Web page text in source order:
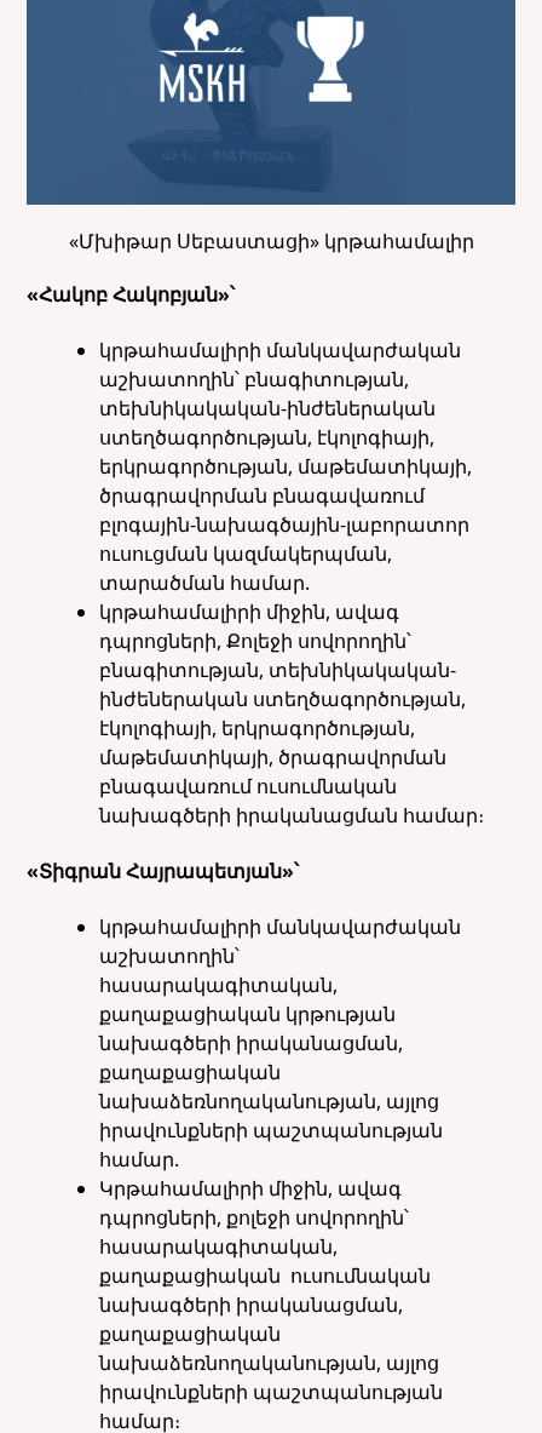
«Մխիթար Սեբաստացի» կրթահամալիր
«Հակոբ Հակոբյան»՝
կրթահամալիրի մանկավարժական
աշխատողին՝ բնագիտության,
տեխնիկակական-ինժեներական
ստեղծագործության, էկոլոգիայի,
երկրագործության, մաթեմատիկայի,
ծրագրավորման բնագավառում
բլոգային-նախագծային-լաբորատոր
ուսուցման կազմակերպման,
տարածման համար.
կրթահամալիրի միջին, ավագ
դպրոցների, Քոլեջի սովորողին՝
բնագիտության, տեխնիկակական-
ինժեներական ստեղծագործության,
էկոլոգիայի, երկրագործության,
մաթեմատիկայի, ծրագրավորման
բնագավառում ուսումնական
նախագծերի իրականացման համար։
«Տիգրան Հայրապետյան»՝
կրթահամալիրի մանկավարժական
աշխատողին՝
հասարակագիտական,
քաղաքացիական կրթության
նախագծերի իրականացման,
քաղաքացիական
նախաձեռնողականության, այլոց
իրավունքների պաշտպանության
համար.
Կրթահամալիրի միջին, ավագ
դպրոցների, քոլեջի սովորողին՝
հասարակագիտական,
քաղաքացիական ուսումնական
նախագծերի իրականացման,
քաղաքացիական
նախաձեռնողականության, այլոց
իրավունքների պաշտպանության
համար։